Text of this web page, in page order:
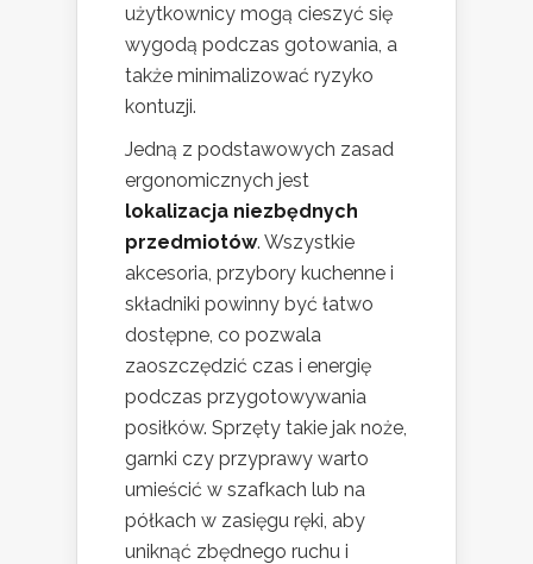
użytkownicy mogą cieszyć się
wygodą podczas gotowania, a
także minimalizować ryzyko
kontuzji.
Jedną z podstawowych zasad
ergonomicznych jest
lokalizacja niezbędnych
przedmiotów. Wszystkie
akcesoria, przybory kuchenne i
składniki powinny być łatwo
dostępne, co pozwala
zaoszczędzić czas i energię
podczas przygotowywania
posiłków. Sprzęty takie jak noże,
garnki czy przyprawy warto
umieścić w szafkach lub na
półkach w zasięgu ręki, aby
uniknąć zbędnego ruchu i